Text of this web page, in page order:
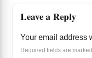
Leave a Reply
Your email address
Required fields are marked